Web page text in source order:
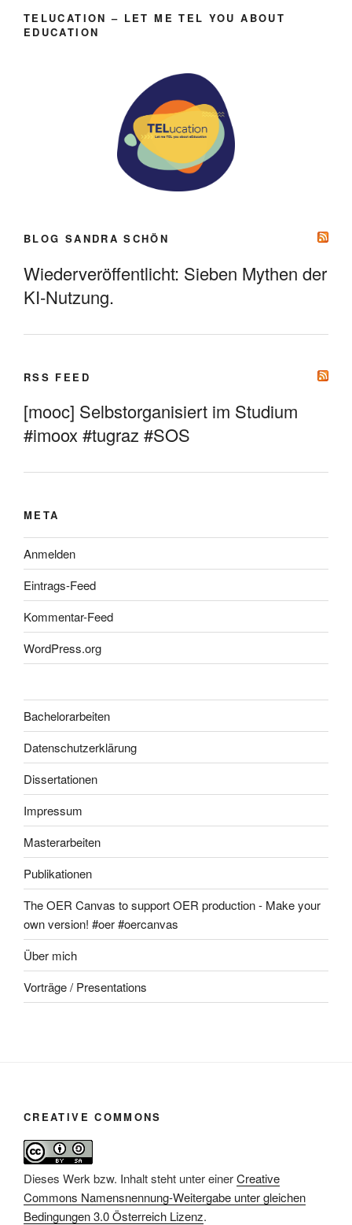
TELUCATION – LET ME TEL YOU ABOUT
EDUCATION
BLOG SANDRA SCHÖN
Wiederveröffentlicht: Sieben Mythen der
KI-Nutzung.
RSS FEED
[mooc] Selbstorganisiert im Studium
#imoox #tugraz #SOS
META
Anmelden
Eintrags-Feed
Kommentar-Feed
WordPress.org
Bachelorarbeiten
Datenschutzerklärung
Dissertationen
Impressum
Masterarbeiten
Publikationen
The OER Canvas to support OER production - Make your
own version! #oer #oercanvas
Über mich
Vorträge / Presentations
CREATIVE COMMONS
Dieses Werk bzw. Inhalt steht unter einerCreative
Commons Namensnennung-Weitergabe unter gleichen
Bedingungen 3.0 Österreich Lizenz.